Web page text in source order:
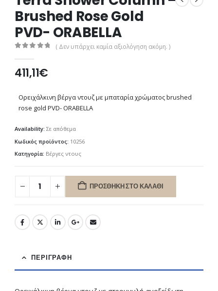
Brushed Rose Gold
PVD- ORABELLA
( Δεν υπάρχει καμία αξιολόγηση ακόμη. )
411,11€
Ορειχάλκινη βέργα ντουζ με μπαταρία χρώματος brushed
rose gold PVD- ΟRABELLA
Availability: Σε απόθεμα
Κωδικός προϊόντος: 10256
Κατηγορία: Βέργες ντους
ΠΡΟΣΘΉΚΗ ΣΤΟ ΚΑΛΆΘΙ
ΠΕΡΙΓΡΑΦΉ